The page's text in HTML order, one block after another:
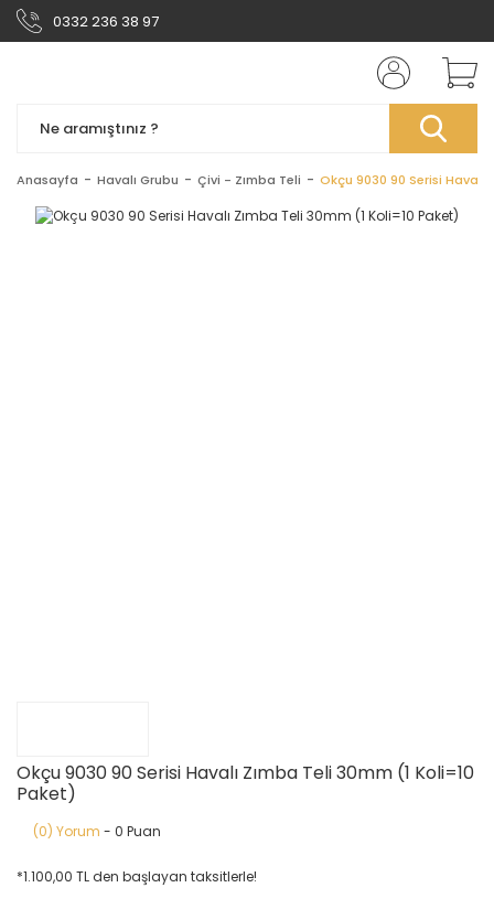
0332 236 38 97
Anasayfa Havalı Grubu Çivi - Zımba Teli Okçu 9030 90 Serisi Havalı
Okçu 9030 90 Serisi Havalı Zımba Teli 30mm (1 Koli=10
Paket)
(0) Yorum - 0 Puan
*1.100,00 TL den başlayan taksitlerle!